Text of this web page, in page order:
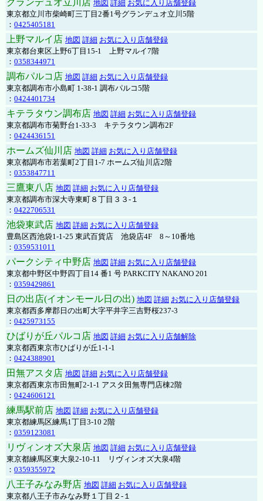
グランデュオ立川店 地図 詳細 お気に入り店舗登録
東京都立川市柴崎町三丁目2番1号グランデュオ立川5階
： 0425405181
上野マルイ店 地図 詳細 お気に入り店舗登録
東京都台東区上野6丁目15-1 上野マルイ7階
： 0358344971
調布パルコ店 地図 詳細 お気に入り店舗登録
東京都調布市小島町 1-38-1 調布パルコ5階
： 0424401734
キテラタウン調布店 地図 詳細 お気に入り店舗登録
東京都調布市菊野台1-33-3 キテラタウン調布2F
： 0424436151
ホームズ仙川店 地図 詳細 お気に入り店舗登録
東京都調布市若葉町2丁目1-7 ホームズ仙川店2階
： 0353847711
三鷹東八店 地図 詳細 お気に入り店舗登録
東京都調布市深大寺東町８丁目３３-１
： 0422706531
池袋東武店 地図 詳細 お気に入り店舗登録
豊島区西池袋1-1-25 東武百貨店 池袋店4F 8～10番地
： 0359531011
パークシティ中野店 地図 詳細 お気に入り店舗登録
東京都中野区中野四丁目14 番1 号 PARKCITY NAKANO 201
： 0359429861
日の出店(イオンモール日の出) 地図 詳細 お気に入り店舗登録
東京都西多摩郡日の出町大字平井字三吉野桜237-3
： 0425973155
ひばりが丘パルコ店 地図 詳細 お気に入り店舗解除
東京都西東京市ひばりが丘1-1-1
： 0424388901
田無アスタ店 地図 詳細 お気に入り店舗登録
東京都西東京市田無町2-1-1 アスタ田無専門店棟2階
： 0424606121
練馬駅前店 地図 詳細 お気に入り店舗登録
東京都練馬区練馬1丁目3-10 2階
： 0359123081
リヴィンオズ大泉店 地図 詳細 お気に入り店舗登録
東京都練馬区東大泉2-10-11 リヴィンオズ大泉4階
： 0359355972
八王子みなみ野店 地図 詳細 お気に入り店舗登録
東京都八王子市みなみ野１丁目２-１